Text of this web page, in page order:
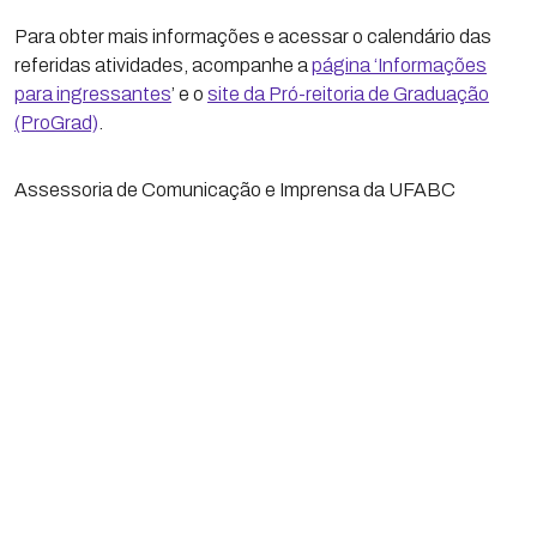
Para obter mais informações e acessar o calendário das
referidas atividades, acompanhe a página ‘Informações
para ingressantes’ e o site da Pró-reitoria de Graduação
(ProGrad)
Assessoria de Comunicação e Imprensa da UFABC